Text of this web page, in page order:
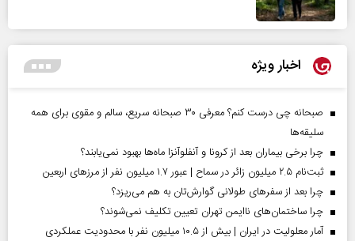
اخبار ویژه
صبحانه چی درست کنم؟ معرفی ۳۰ صبحانه سریع، سالم و مقوی برای همه
سلیقه‌ها
چرا برخی بیماران بعد از کرونا و آنفلوآنزا ماه‌ها بهبود نمی‌یابند؟
ثبت‌نام ۲.۵ میلیون زائر در سماح | عبور ۱.۷ میلیون نفر از مرز‌های اربعین
چرا بعد از سفرهای طولانی گوارش‌تان به هم می‌ریزد؟
چرا ساختمان‌های ناایمن تهران تعیین تکلیف نمی‌شوند؟
آمار معلولیت در ایران | بیش از ۱۰.۵ میلیون نفر با محدودیت عملکردی